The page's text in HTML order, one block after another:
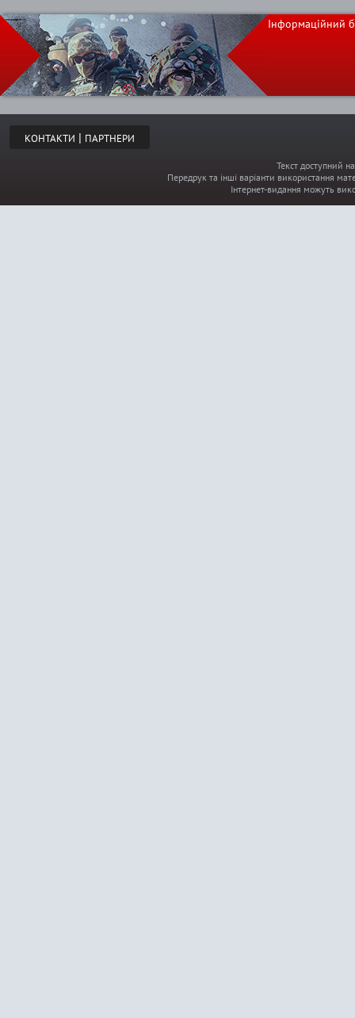
Інформаційний
КОНТАКТИ | ПАРТНЕРИ
Текст доступний
Передрук та інші варіанти використання
Інтернет-видання можуть